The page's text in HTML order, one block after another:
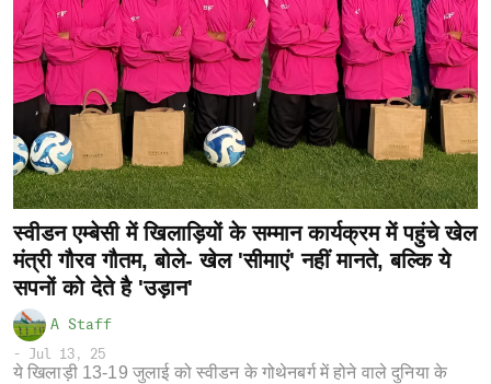
स्वीडन एम्बेसी में खिलाड़ियों के सम्मान कार्यक्रम में पहुंचे खेल
मंत्री गौरव गौतम, बोले- खेल 'सीमाएं' नहीं मानते, बल्कि ये
सपनों को देते है 'उड़ान'
A Staff
- Jul 13, 25
ये खिलाड़ी 13-19 जुलाई को स्वीडन के गोथेनबर्ग में होने वाले दुनिया के